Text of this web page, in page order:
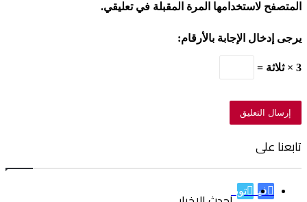
المتصفح لاستخدامها المرة المقبلة في تعليقي.
يرجى إدخال الإجابة بالأرقام:
3 × ثلاثة =
تابعنا على
فيسبوك
تويتر